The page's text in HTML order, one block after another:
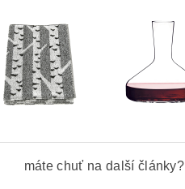
máte chuť na další články?